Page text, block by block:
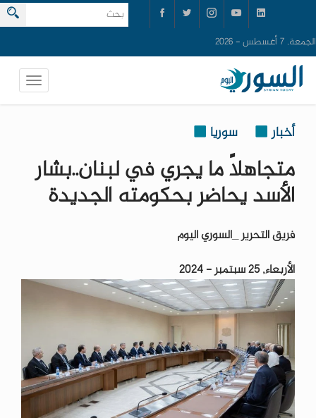
الجمعة, 7 أغسطس - 2026
أخبار سوريا
متجاهلاً ما يجري في لبنان..بشار
الأسد يحاضر بحكومته الجديدة
فريق التحرير _السوري اليوم
الأربعاء, 25 سبتمبر - 2024